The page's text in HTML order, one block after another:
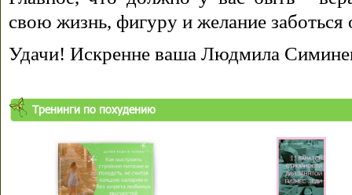
свою жизнь, фигуру и желание заботься
Удачи! Искренне ваша Людмила
Тренинги по похудению